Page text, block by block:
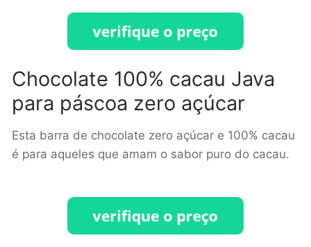
Chocolate 100% cacau Java
para páscoa zero açúcar
Esta barra de chocolate zero açúcar e 100% cacau
é para aqueles que amam o sabor puro do cacau.